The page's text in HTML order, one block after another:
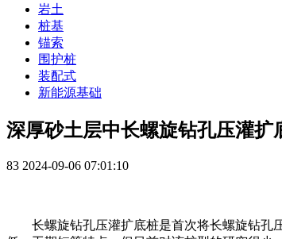
岩土
桩基
锚索
围护桩
装配式
新能源基础
深厚砂土层中长螺旋钻孔压灌扩
83 2024-09-06 07:01:10
长螺旋钻孔压灌扩底桩是首次将长螺旋钻孔